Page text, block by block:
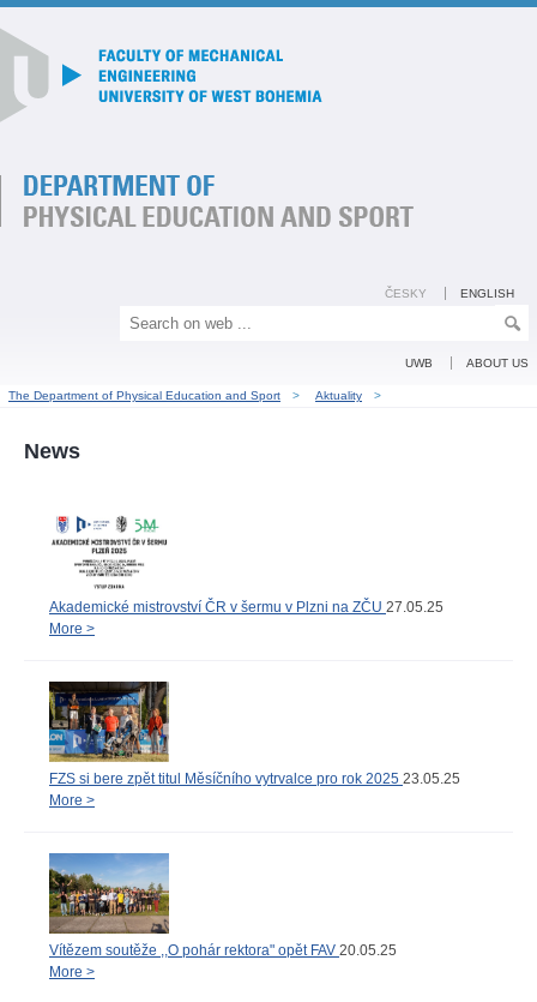
ČESKY ENGLISH
UWB ABOUT US
The Department of Physical Education and Sport > Aktuality >
News
Akademické mistrovství ČR v šermu v Plzni na ZČU 27.05.25
More >
FZS si bere zpět titul Měsíčního vytrvalce pro rok 2025 23.05.25
More >
Vítězem soutěže ,,O pohár rektora" opět FAV 20.05.25
More >